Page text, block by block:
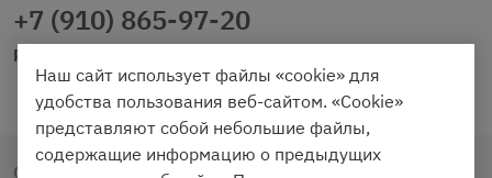
+7 (910) 865-97-20
prazdnichniy40@palmi.ru
Copyright © 2020 - 2026. Праздничный Стол.
Наш сайт использует файлы «cookie» для
удобства пользования веб-сайтом. «Cookie»
представляют собой небольшие файлы,
содержащие информацию о предыдущих